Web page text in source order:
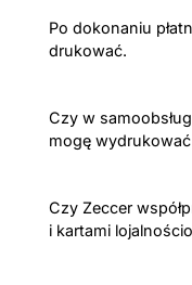
Po dokonaniu
drukować.
Czy w
mogę
Czy Zeccer
i kartami